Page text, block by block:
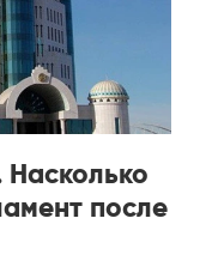
Насколько
после